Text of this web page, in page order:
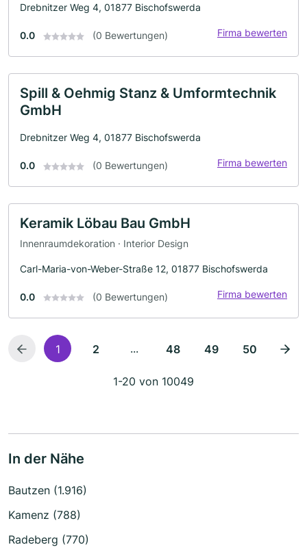
Drebnitzer Weg 4, 01877 Bischofswerda
0.0 (0 Bewertungen) Firma bewerten
Spill & Oehmig Stanz & Umformtechnik
GmbH
Drebnitzer Weg 4, 01877 Bischofswerda
0.0 (0 Bewertungen) Firma bewerten
Keramik Löbau Bau GmbH
Innenraumdekoration · Interior Design
Carl-Maria-von-Weber-Straße 12, 01877 Bischofswerda
0.0 (0 Bewertungen) Firma bewerten
1 2 ... 48 49 50
1-20 von 10049
In der Nähe
Bautzen (1.916)
Kamenz (788)
Radeberg (770)